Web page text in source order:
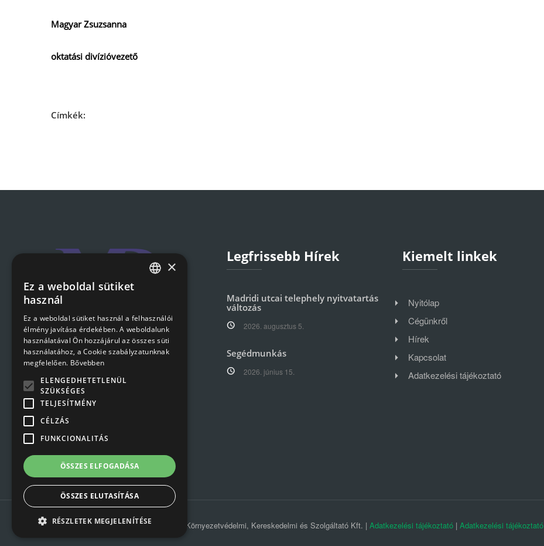
Magyar Zsuzsanna
oktatási divízióvezető
Címkék:
Székhely: 1097, Budapest
Könyves Kálmán krt. 16.
Telefon:
Legfrissebb Hírek
Madridi utcai telephely nyitvatartás
változás
2026. augusztus 5.
Segédmunkás
2026. június 15.
Kiemelt linkek
Nyitólap
Cégünkről
Hírek
Kapcsolat
Adatkezelési tájékoztató
© 2019 MÁV-REC Hulladékkezelési, Környezetvédelmi, Kereskedelmi és Szolgáltató Kft. | Adatkezelési tájékoztató | Adatkezelési tájékoztató
×
Ez a weboldal sütiket
használ
Ez a weboldal sütiket használ a felhasználói
élmény javítása érdekében. A weboldalunk
használatával Ön hozzájárul az összes süti
használatához, a Cookie szabályzatunknak
megfelelően. Bővebben
ELENGEDHETETLENÜL
SZÜKSÉGES
TELJESÍTMÉNY
CÉLZÁS
FUNKCIONALITÁS
ÖSSZES ELFOGADÁSA
ÖSSZES ELUTASÍTÁSA
RÉSZLETEK MEGJELENÍTÉSE